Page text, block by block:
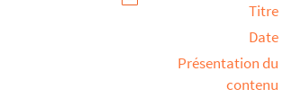
Titre
Date
Présentation du
contenu